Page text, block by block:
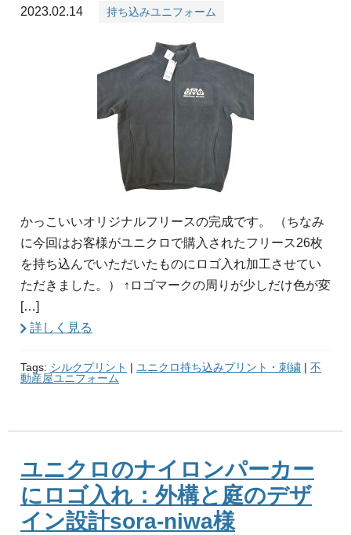
2023.02.14 持ち込みユニフォーム
かっこいいオリジナルフリースの完成です。 （ちなみ
に今回はお客様がユニクロで購入されたフリース26枚
を持ち込んでいただいたものにロゴ入れ加工させてい
ただきました。） ↑ロゴマークの周りが少しだけ色が変
[…]
詳しく見る
Tags: シルクプリント | ユニクロ持ち込みプリント・刺繍 | 不
動産屋ユニフォーム
ユニクロのナイロンパーカー
にロゴ入れ：外構と庭のデザ
イン設計sora-niwa様